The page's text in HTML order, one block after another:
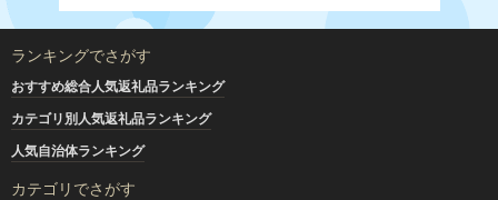
ランキングでさがす
おすすめ総合人気返礼品ランキング
カテゴリ別人気返礼品ランキング
人気自治体ランキング
カテゴリでさがす